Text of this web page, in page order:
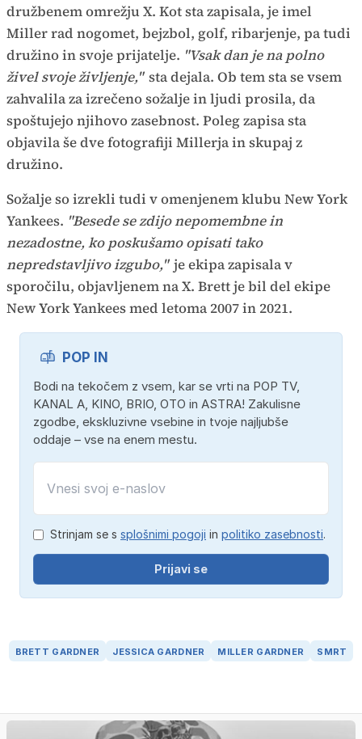
družbenem omrežju X. Kot sta zapisala, je imel
Miller rad nogomet, bejzbol, golf, ribarjenje, pa tudi
družino in svoje prijatelje. "Vsak dan je na polno
živel svoje življenje," sta dejala. Ob tem sta se vsem
zahvalila za izrečeno sožalje in ljudi prosila, da
spoštujejo njihovo zasebnost. Poleg zapisa sta
objavila še dve fotografiji Millerja in skupaj z
družino.
Sožalje so izrekli tudi v omenjenem klubu New York
Yankees. "Besede se zdijo nepomembne in
nezadostne, ko poskušamo opisati tako
nepredstavljivo izgubo," je ekipa zapisala v
sporočilu, objavljenem na X. Brett je bil del ekipe
New York Yankees med letoma 2007 in 2021.
POP IN
Bodi na tekočem z vsem, kar se vrti na POP TV,
KANAL A, KINO, BRIO, OTO in ASTRA! Zakulisne
zgodbe, ekskluzivne vsebine in tvoje najljubše
oddaje – vse na enem mestu.
Strinjam se s splošnimi pogoji in politiko zasebnosti.
Prijavi se
BRETT GARDNER JESSICA GARDNER MILLER GARDNER SMRT